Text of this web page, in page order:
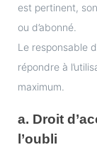
est pertinent,
ou d’abonné.
Le responsable
répondre à
maximum.
a. Droit
l’oubli